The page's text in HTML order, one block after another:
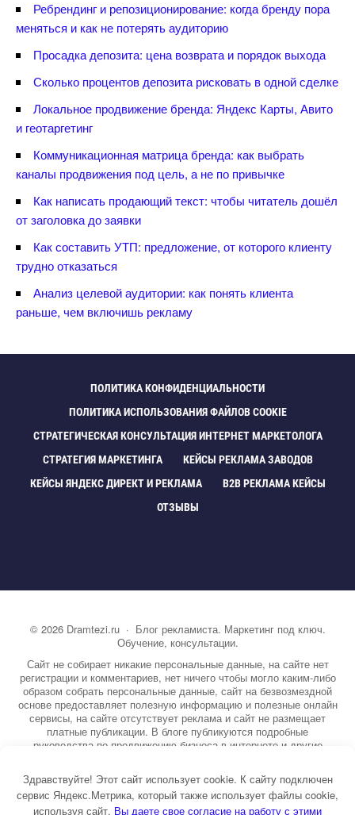
Ребрендинг и репозиционирование: когда бренду пора
меняться и как не потерять аудиторию
Просадка депозита: цена возврата и порядок выхода
Сколько процентов депозита рисковать в одной сделке
Локальное продвижение бренда: Яндекс Карты, Авито
и геотаргетин
Коммуникационная матрица бренда: как выбрать
каналы продвижения под цель, а не по привычке
Как написать продающий текст: чтобы читатель дошёл
от заголовка до заявки
Как составить УТП: предложение, от которого клиенту
трудно отказаться
Анализ целевой аудитории: как понять клиента
раньше, чем включишь рекламу
ПОЛИТИКА КОНФИДЕНЦИАЛЬНОСТИ
ПОЛИТИКА ИСПОЛЬЗОВАНИЯ ФАЙЛОВ COOKIE
СТРАТЕГИЧЕСКАЯ КОНСУЛЬТАЦИЯ ИНТЕРНЕТ МАРКЕТОЛОГА
СТРАТЕГИЯ МАРКЕТИНГА
КЕЙСЫ РЕКЛАМА ЗАВОДО
КЕЙСЫ ЯНДЕКС ДИРЕКТ И РЕКЛАМА
B2B РЕКЛАМА КЕЙСЫ
ОТЗЫВЫ
© 2026 Dramtezi.ru· Блог рекламиста. Маркетинг под ключ.
Обучение, консультации.
Сайт не собирает никакие персональные данные, на сайте нет
регистрации и комментариев, нет ничего чтобы могло каким-либо
образом собрать персональные данные, сайт на безвозмездной
основе предоставляет полезную информацию и полезные онлайн
сервисы, на сайте отсутствует реклама и сайт не размещает
платные публикации. В блоге публикуются подробные
руководства по продвижению бизнеса в интернете и другие
информацию о маркетинге, рекламе, копирайтинге и другие темы.
На сайте опубликовано более 3000 статей.
Здравствуйте! Этот сайт использует cookie. К сайту подключен
сервис Яндекс.Метрика, который также использует файлы cookie,
используя сайт, ы даете свое согласие на работу с этими